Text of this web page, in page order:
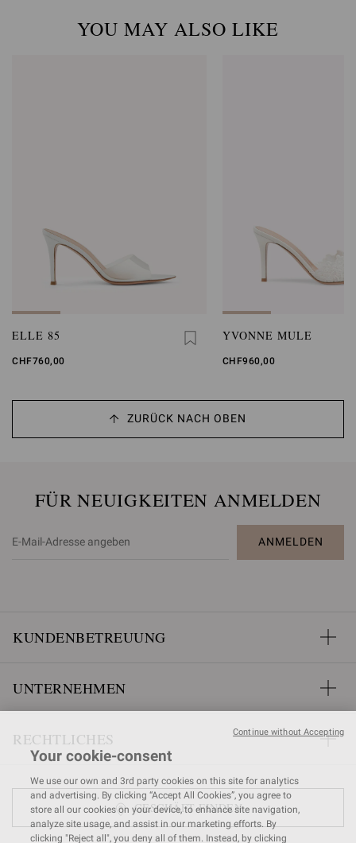
YOU MAY ALSO LIKE
ELLE 85
CHF760,00
YVONNE MULE
CHF960,00
ZURÜCK NACH OBEN
FÜR NEUIGKEITEN ANMELDEN
ANMELDEN
KUNDENBETREUUNG
UNTERNEHMEN
RECHTLICHES
GESCHÄFT FINDEN
Your cookie-consent
We use our own and 3rd party cookies on this site for analytics
and advertising. By clicking “Accept All Cookies”, you agree to
store all our cookies on your device, to enhance site navigation,
analyze site usage, and assist in our marketing efforts. By
clicking "Reject all", you deny all of them. Instead, by clicking
Continue without Accepting